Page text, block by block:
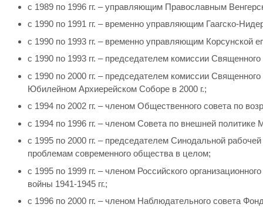
с 1989 по 1996 гг. – управляющим Православным
с 1990 по 1991 гг. – временно управляющим Гаагско-
с 1990 по 1993 гг. – временно управляющим Корсунской
с 1990 по 1993 гг. – председателем комиссии
с 1990 по 2000 гг. – председателем комиссии
Юбилейном Архиерейском Соборе в 2000 г.;
с 1994 по 2002 гг. – членом Общественного совета по
с 1994 по 1996 гг. – членом Совета по внешней
с 1995 по 2000 гг. – председателем Синодальной
проблемам современного общества в целом;
с 1995 по 1999 гг. – членом Российского
войны 1941-1945 гг.;
с 1996 по 2000 гг. – членом Наблюдательного совета